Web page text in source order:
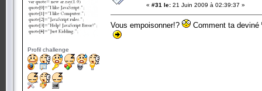
Profil challenge
« #31 le: 21 Juin 2009 à 02:39:37 »
Vous empoisonner!? Comment ta deviné